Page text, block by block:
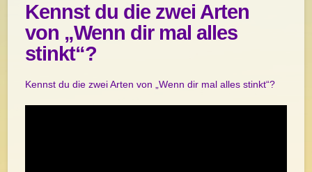
Kennst du die zwei Arten
von „Wenn dir mal alles
stinkt“?
Kennst du die zwei Arten von „Wenn dir mal alles stinkt“?